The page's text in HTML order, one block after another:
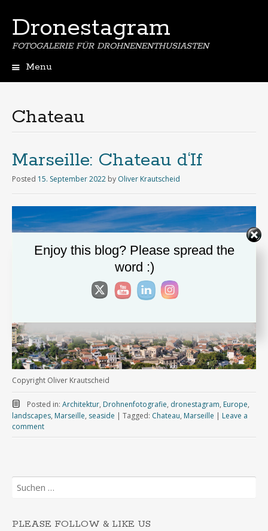
Dronestagram
FOTOGALERIE FÜR DROHNENENTHUSIASTEN
Menu
Chateau
Marseille: Chateau d‘If
Posted 15. September 2022 by Oliver Krautscheid
Copyright Oliver Krautscheid
Posted in: Architektur, Drohnenfotografie, dronestagram, Europe,
landscapes, Marseille, seaside | Tagged: Chateau, Marseille | Leave a
comment
Suchen
nach:
PLEASE FOLLOW & LIKE US
Enjoy this blog? Please spread the
word :)